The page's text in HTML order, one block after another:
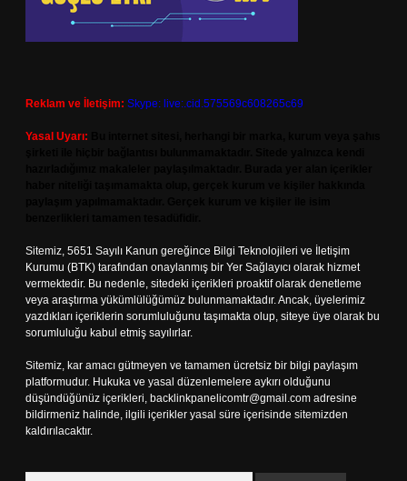
Reklam ve İletişim: Skype: live:.cid.575569c608265c69
Yasal Uyarı:
Sitemiz, 5651 Sayılı Kanun gereğince Bilgi Teknolojileri ve İletişim
Kurumu (BTK) tarafından onaylanmış bir Yer Sağlayıcı olarak hizmet
vermektedir. Bu nedenle, sitedeki içerikleri proaktif olarak denetleme
veya araştırma yükümlülüğümüz bulunmamaktadır. Ancak, üyelerimiz
yazdıkları içeriklerin sorumluluğunu taşımakta olup, siteye üye olarak bu
sorumluluğu kabul etmiş sayılırlar.
Sitemiz, kar amacı gütmeyen ve tamamen ücretsiz bir bilgi paylaşım
platformudur. Hukuka ve yasal düzenlemelere aykırı olduğunu
düşündüğünüz içerikleri, backlinkpanelicomtr@gmail.com adresine
bildirmeniz halinde, ilgili içerikler yasal süre içerisinde sitemizden
kaldırılacaktır.